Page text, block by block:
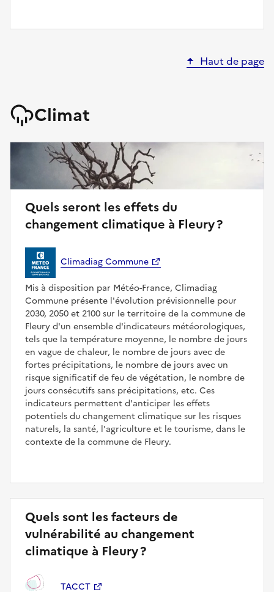
Haut de page
Climat
Quels seront les effets du
changement climatique à Fleury ?
Climadiag Commune
Mis à disposition par Météo-France, Climadiag
Commune présente l'évolution prévisionnelle pour
2030, 2050 et 2100 sur le territoire de la commune de
Fleury d'un ensemble d'indicateurs météorologiques,
tels que la température moyenne, le nombre de jours
en vague de chaleur, le nombre de jours avec de
fortes précipitations, le nombre de jours avec un
risque significatif de feu de végétation, le nombre de
jours consécutifs sans précipitations, etc. Ces
indicateurs permettent d'anticiper les effets
potentiels du changement climatique sur les risques
naturels, la santé, l'agriculture et le tourisme, dans le
contexte de la commune de Fleury.
Quels sont les facteurs de
vulnérabilité au changement
climatique à Fleury ?
TACCT